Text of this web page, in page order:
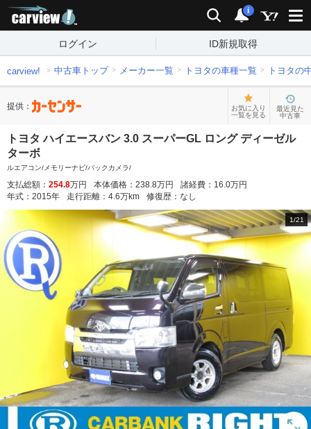
検索 通知
i
ログイン ID新規取得
carview! 中古車トップ メーカー一覧 トヨタの車種一覧 トヨタの
提供：
お気に入り
一覧を見る
最近見た
中古車
トヨタ ハイエースバン 3.0 スーパーGL ロング ディーゼル
ターボ
ルエアコン/メモリーナビ/バックカメラ/
支払総額： 254.8万円 本体価格： 238.8万円 諸経費： 16.0万円
年式： 2015年 走行距離： 4.6万km 修復歴： なし
1/21